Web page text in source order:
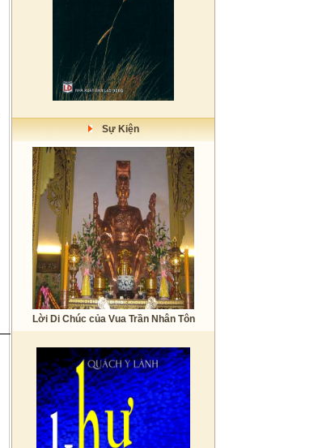
Sự Kiện
Lời Di Chúc của Vua Trần Nhân Tôn